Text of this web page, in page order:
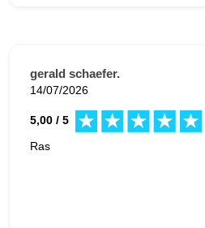
gerald schaefer.
14/07/2026
5,00 / 5
Ras